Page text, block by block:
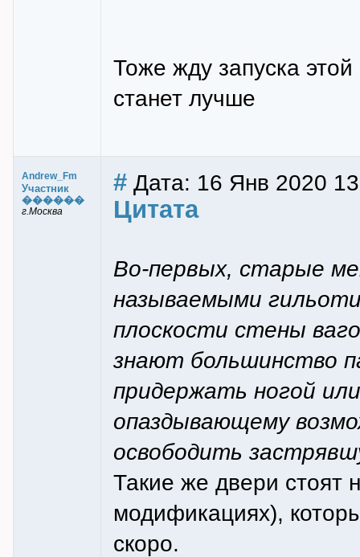
Тоже жду запуска
станет лучше
Andrew_Fm
Участник
������
г.Москва
# Дата: 16 Янв 2020
Цитата
Во-первых, старые
называемыми
плоскости стены
знают большинство
придержать ногой
опаздывающему
освободить
Такие же двери стоят
модификациях),
скоро.